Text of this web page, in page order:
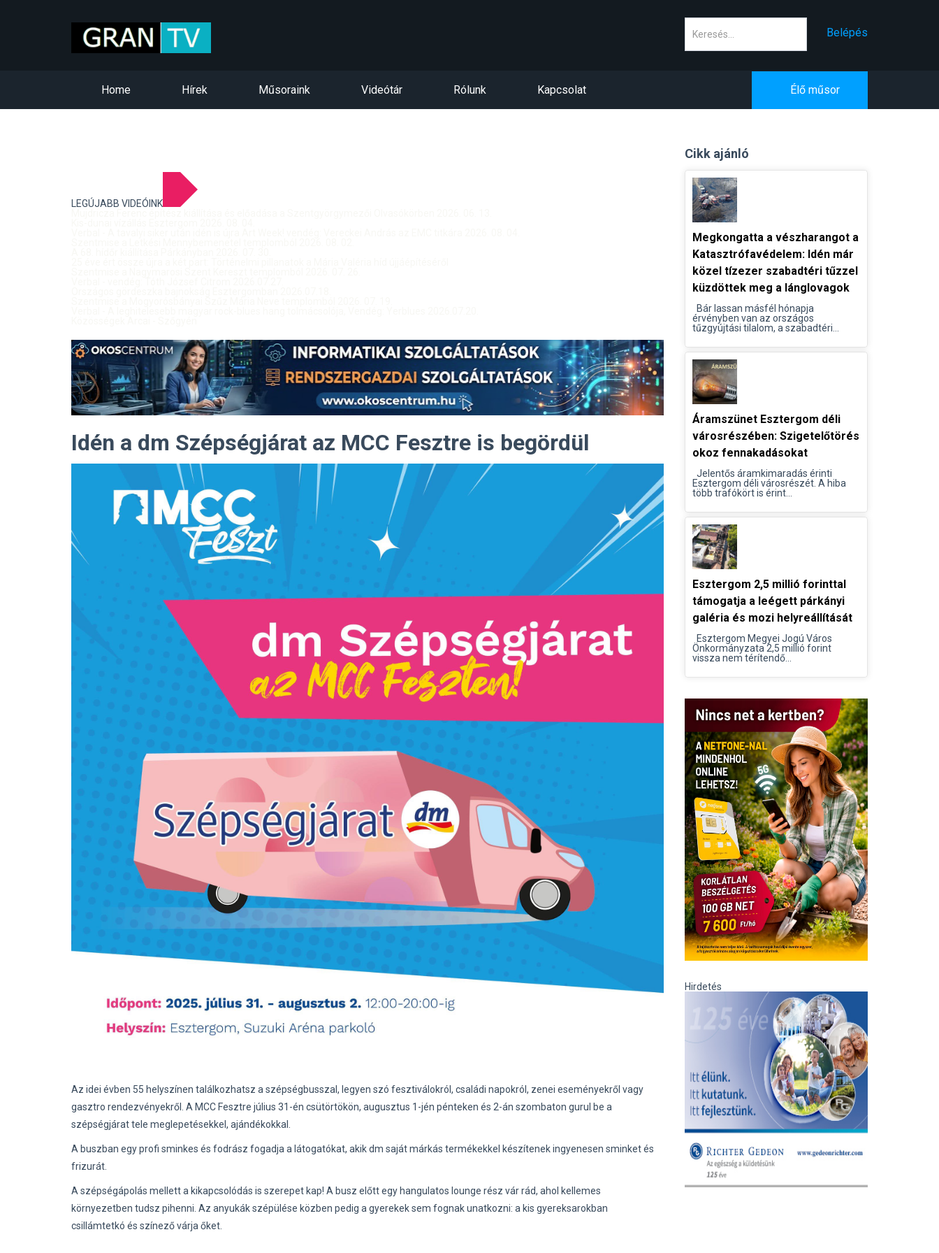
Belépés
Home Hírek Műsoraink Videótár Rólunk Kapcsolat Élő műsor
LEGÚJABB VIDEÓINK
Idén a dm Szépségjárat az MCC Fesztre is begördül
Az idei évben 55 helyszínen találkozhatsz a szépségbusszal, legyen szó fesztiválokról, családi napokról, zenei eseményekről vagy
gasztro rendezvényekről. A MCC Fesztre július 31-én csütörtökön, augusztus 1-jén pénteken és 2-án szombaton gurul be a
szépségjárat tele meglepetésekkel, ajándékokkal.
A buszban egy profi sminkes és fodrász fogadja a látogatókat, akik dm saját márkás termékekkel készítenek ingyenesen sminket és
frizurát.
A szépségápolás mellett a kikapcsolódás is szerepet kap! A busz előtt egy hangulatos lounge rész vár rád, ahol kellemes
környezetben tudsz pihenni. Az anyukák szépülése közben pedig a gyerekek sem fognak unatkozni: a kis gyereksarokban
csillámtetkó és színező várja őket.
Cikk ajánló
Megkongatta a vészharangot a
Katasztrófavédelem: Idén már
közel tízezer szabadtéri tűzzel
küzdöttek meg a lánglovagok
Bár lassan másfél hónapja
érvényben van az országos
tűzgyújtási tilalom, a szabadtéri...
Áramszünet Esztergom déli
városrészében: Szigetelőtörés
okoz fennakadásokat
Jelentős áramkimaradás érinti
Esztergom déli városrészét. A hiba
több trafókört is érint...
Esztergom 2,5 millió forinttal
támogatja a leégett párkányi
galéria és mozi helyreállítását
Esztergom Megyei Jogú Város
Önkormányzata 2,5 millió forint
vissza nem térítendő...
Hirdetés